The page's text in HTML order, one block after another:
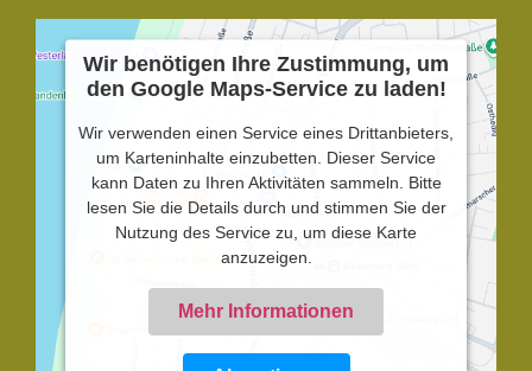
Wir benötigen Ihre Zustimmung, um
den Google Maps-Service zu laden!
Wir verwenden einen Service eines Drittanbieters,
um Karteninhalte einzubetten. Dieser Service
kann Daten zu Ihren Aktivitäten sammeln. Bitte
lesen Sie die Details durch und stimmen Sie der
Nutzung des Service zu, um diese Karte
anzuzeigen.
Mehr Informationen